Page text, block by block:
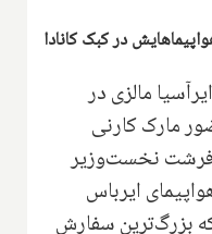
در کبک کانادا
مالزی در
مارک کارنی
فرشت نخست‌وزیر
۱۵۰ فروند هواپیمای ایرباس
که بزرگ‌ترین سفارش